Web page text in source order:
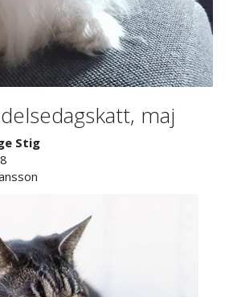
maj
Stig